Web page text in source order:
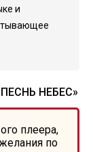
и
НЕБЕС»
плеера,
по